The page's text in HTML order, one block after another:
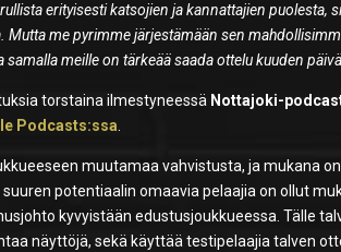
erityisesti katsojien ja kannattajien
Mutta me pyrimme järjestämään sen
samalla meille on tärkeää saada ottelu kuuden
torstaina ilmestyneessä Nottajoki-
Podcasts:ssa.
muutamaa vahvistusta, ja mukana
potentiaalin omaavia pelaajia on ollut
kyvyistään edustusjoukkueessa. Tälle
näyttöjä, sekä käyttää testipelaajia talven